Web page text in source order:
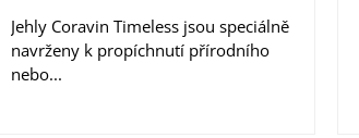
Jehly Coravin Timeless jsou speciálně
navrženy k propíchnutí přírodního
nebo...